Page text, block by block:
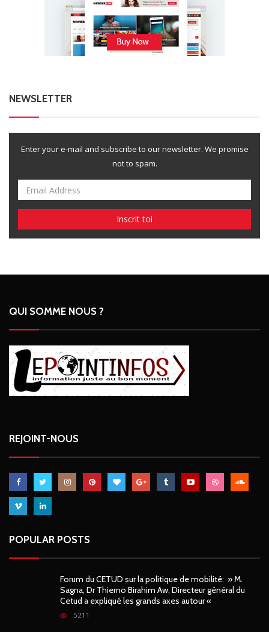
NEWSLETTER
Enter your e-mail and subscribe to our newsletter. We promise
not to spam.
QUI SOMME NOUS ?
REJOINT-NOUS
POPULAR POSTS
Forum du CETUD sur la politique de mobilité: » M.
Sagna, Dr Thierno Birahim Aw, Directeur général du
Cetud a expliqué les grands axes autour «
5211